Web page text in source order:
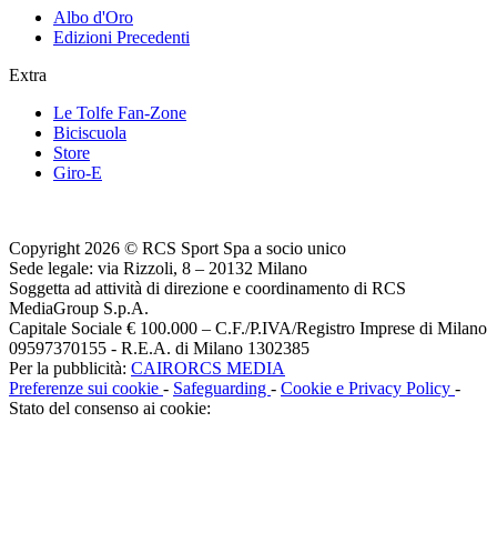
Albo d'Oro
Edizioni Precedenti
Extra
Le Tolfe Fan-Zone
Biciscuola
Store
Giro-E
Copyright 2026 © RCS Sport Spa a socio unico
Sede legale: via Rizzoli, 8 – 20132 Milano
Soggetta ad attività di direzione e coordinamento di RCS
MediaGroup S.p.A.
Capitale Sociale € 100.000 – C.F./P.IVA/Registro Imprese di Milano
09597370155 - R.E.A. di Milano 1302385
Per la pubblicità: CAIRORCS MEDIA
Preferenze sui cookie - Safeguarding - Cookie e Privacy Policy -
Stato del consenso ai cookie: